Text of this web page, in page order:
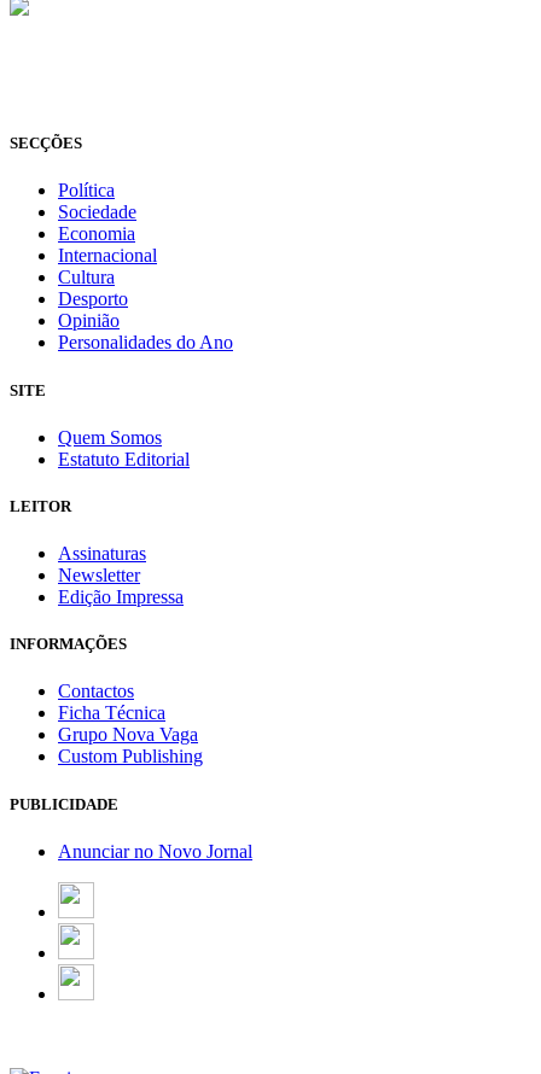
SECÇÕES
Política
Sociedade
Economia
Internacional
Cultura
Desporto
Opinião
Personalidades do Ano
SITE
Quem Somos
Estatuto Editorial
LEITOR
Assinaturas
Newsletter
Edição Impressa
INFORMAÇÕES
Contactos
Ficha Técnica
Grupo Nova Vaga
Custom Publishing
PUBLICIDADE
Anunciar no Novo Jornal